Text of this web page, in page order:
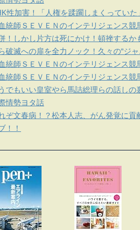
性加害！「人権を蹂躙しまくってい
血統師ＳＥＶＥＮのインテリジェンス競
！しかし片方は死にかけ！頓挫するか
破滅への扉を全力ノック！久々の“ジ
血統師ＳＥＶＥＮのインテリジェンス競
血統師ＳＥＶＥＮのインテリジェンス競
でもいい皇室やら馬詰総理らの話し
情勢ヨタ話
ぞ文春病！？松本人志、がん発覚に
！！